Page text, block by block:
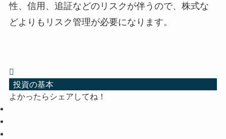
性、信用、追証などのリスクが伴うので、株式な
どよりもリスク管理が必要になります。
投資の基本
よかったらシェアしてね！